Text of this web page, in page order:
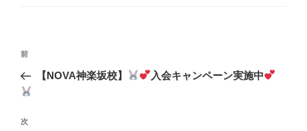
投
ナ
ゲ
前
の
投
前
【NOVA神楽坂校】 入会キャンペーン実施中
次
次